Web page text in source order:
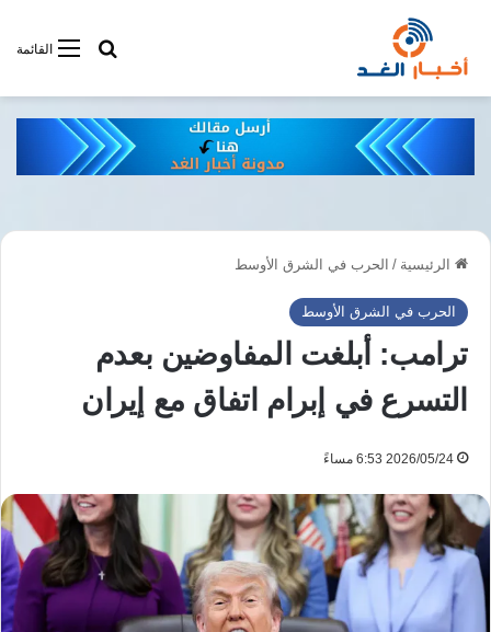
القائمةأبحت فى
الرئيسية / الحرب في الشرق الأوسط
الحرب في الشرق الأوسط
ترامب: أبلغت المفاوضين بعدم
التسرع في إبرام اتفاق مع إيران
2026/05/24 6:53 مساءً